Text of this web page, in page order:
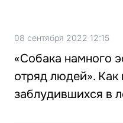
08 сентября 2022 12:15
«Собака намного
отряд людей».
заблудившихся в